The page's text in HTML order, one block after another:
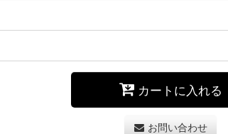
カートに入れる
お問い合わせ